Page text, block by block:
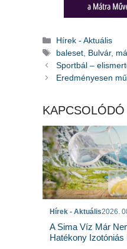
Kategória
Hírek - Aktuális
Címkék
baleset, Bulvár,
Sportbál –
Eredményesen
Hírek - Aktuális2026.
A Sima Víz Már
Hatékony Izotóniás